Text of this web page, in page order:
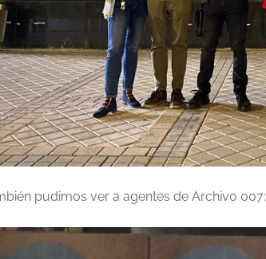
pudimos ver a agentes de Archivo 007: